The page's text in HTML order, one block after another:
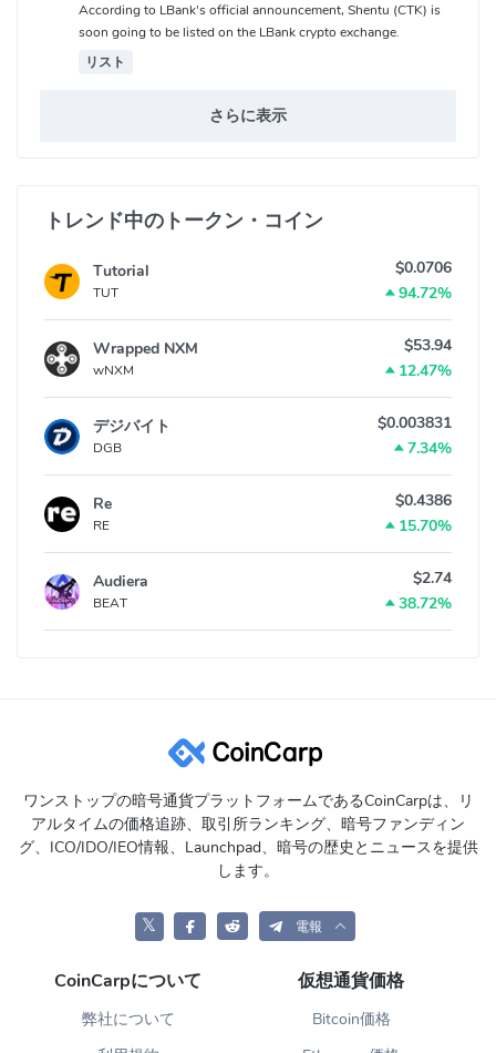
According to LBank's official announcement, Shentu (CTK) is
soon going to be listed on the LBank crypto exchange.
リスト
さらに表示
トレンド中のトークン・コイン
Tutorial
TUT
$0.0706
94.72%
Wrapped NXM
wNXM
$53.94
12.47%
デジバイト
DGB
$0.003831
7.34%
Re
RE
$0.4386
15.70%
Audiera
BEAT
$2.74
38.72%
ワンストップの暗号通貨プラットフォームであるCoinCarpは、リ
アルタイムの価格追跡、取引所ランキング、暗号ファンディン
グ、ICO/IDO/IEO情報、Launchpad、暗号の歴史とニュースを提供
します。
𝕏 電報
CoinCarpについて
弊社について
仮想通貨価格
Bitcoin価格